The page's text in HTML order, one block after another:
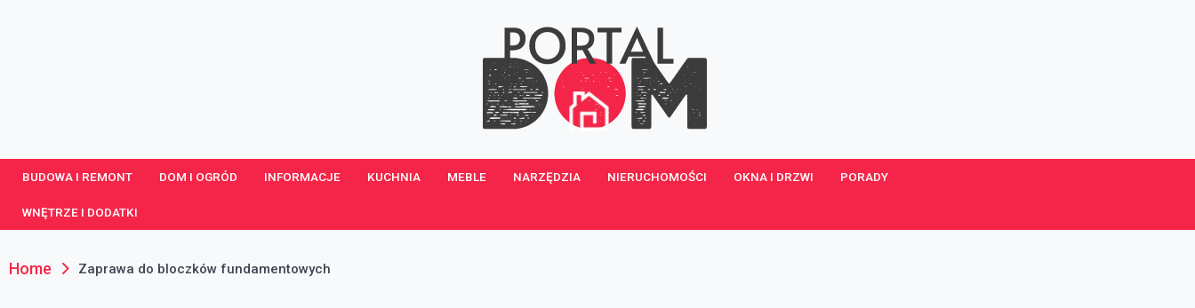
portaldom.com.pl
BUDOWA I REMONT DOM I OGRÓD INFORMACJE KUCHNIA MEBLE NARZĘDZIA NIERUCHOMOŚCI OKNA I DRZWI PORADY
WNĘTRZE I DODATKI
Home Zaprawa do bloczków fundamentowych